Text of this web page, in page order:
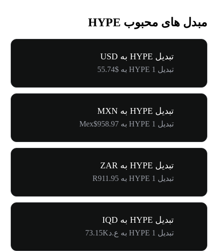
مبدل های محبوب HYPE
تبدیل HYPE به USD
تبدیل 1 HYPE به $55.74
تبدیل HYPE به MXN
تبدیل 1 HYPE به Mex$958.97
تبدیل HYPE به ZAR
تبدیل 1 HYPE به R911.95
تبدیل HYPE به IQD
تبدیل 1 HYPE به ع.د73.15K